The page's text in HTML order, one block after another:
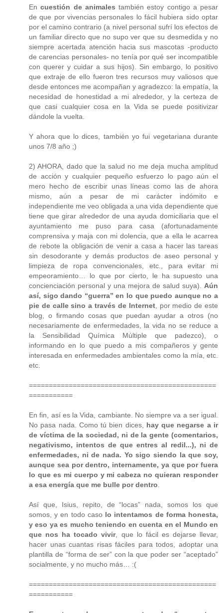
Encuestión de animales también estoy contigo a pesar
de que por vivencias personales lo fácil hubiera sido optar
por el camino contrario (a nivel personal sufrí los efectos de
un familiar directo que no supo ver que su desmedida y no
siempre acertada atención hacia sus mascotas -producto
de carencias personales- no tenía por qué ser incompatible
con querer y cuidar a sus hijos). Sin embargo, lo positivo
que extraje de ello fueron tres recursos muy valiosos que
desde entonces me acompañan y agradezco: la empatía, la
necesidad de honestidad a mi alrededor, y la certeza de
que casi cualquier cosa en la Vida se puede positivizar
dándole la vuelta.
Y ahora que lo dices, también yo fui vegetariana durante
unos 7/8 año ;)
2) AHORA, dado que la salud no me deja mucha amplitud
de acción y cualquier pequeño esfuerzo lo pago aún el
mero hecho de escribir unas líneas como las de ahora
mismo, aún a pesar de mi carácter indómito e
independiente me veo obligada a una vida dependiente que
tiene que girar alrededor de una ayuda domiciliaria que el
ayuntamiento me puso para casa (afortunadamente
comprensiva y maja con mi dolencia, que a ella le acarrea
de rebote la obligación de venir a casa a hacer las tareas
sin desodorante y demás productos de aseo personal y
limpieza de ropa convencionales, etc., para evitar mi
empeoramiento… lo que por cierto, le ha supuesto una
concienciación personal y una mejora de salud suya). Aún
así, sigo dando “guerra” en lo que puedo aunque no a
pie de calle sino a través de Internet, por medio de este
blog, o firmando cosas que puedan ayudar a otros (no
necesariamente de enfermedades, la vida no se reduce a
la Sensibilidad Química Múltiple que padezco), o
informando en lo que puedo a mis compañeros y gente
interesada en enfermedades ambientales como la mía, etc.
etc.
===============================================
===========
En fin, así es la Vida, cambiante. No siempre va a ser igual.
No pasa nada. Como tú bien dices, hay que negarse a ir
de víctima de la sociedad, ni de la gente (comentarios,
negativismo, intentos de que entres al redil...), ni de
enfermedades, ni de nada. Yo sigo siendo la que soy,
aunque sea por dentro, internamente, ya que por fuera
lo que es mi cuerpo y mi cabeza no quieran responder
a esa energía que me bulle por dentro
Así que, Isius, repito, de “locas” nada, somos los que
somos, y en todo caso lo intentamos de forma honesta,
y eso ya es mucho teniendo en cuenta en el Mundo en
que nos ha tocado vivir, que lo fácil es dejarse llevar,
hacer unas cuantas risas fáciles para todos, adoptar una
plantilla de “forma de ser” con la que poder ser “aceptado”
socialmente, y no mucho más… :(
===============================================
===========